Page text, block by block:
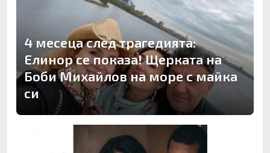
4 месеца след трагедията:
Елинор се показа! Щерката на
Боби Михайлов на море с майка
си